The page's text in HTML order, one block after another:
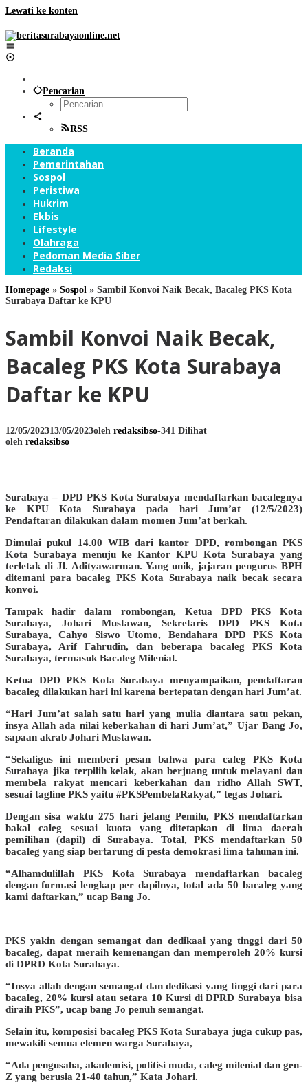
Lewati ke konten
Pencarian
RSS
Beranda
Pemerintahan
Sospol
Peristiwa
Hukrim
Ekbis
Lifestyle
Olahraga
Pedoman Media Siber
Redaksi
Homepage » Sospol » Sambil Konvoi Naik Becak, Bacaleg PKS Kota
Surabaya Daftar ke KPU
Sambil Konvoi Naik Becak,
Bacaleg PKS Kota Surabaya
Daftar ke KPU
12/05/202313/05/2023oleh redaksibso-341 Dilihat
oleh redaksibso
Surabaya – DPD PKS Kota Surabaya mendaftarkan bacalegnya
ke KPU Kota Surabaya pada hari Jum’at (12/5/2023)
Pendaftaran dilakukan dalam momen Jum’at berkah.
Dimulai pukul 14.00 WIB dari kantor DPD, rombongan PKS
Kota Surabaya menuju ke Kantor KPU Kota Surabaya yang
terletak di Jl. Adityawarman. Yang unik, jajaran pengurus BPH
ditemani para bacaleg PKS Kota Surabaya naik becak secara
konvoi.
Tampak hadir dalam rombongan, Ketua DPD PKS Kota
Surabaya, Johari Mustawan, Sekretaris DPD PKS Kota
Surabaya, Cahyo Siswo Utomo, Bendahara DPD PKS Kota
Surabaya, Arif Fahrudin, dan beberapa bacaleg PKS Kota
Surabaya, termasuk Bacaleg Milenial.
Ketua DPD PKS Kota Surabaya menyampaikan, pendaftaran
bacaleg dilakukan hari ini karena bertepatan dengan hari Jum’at.
“Hari Jum’at salah satu hari yang mulia diantara satu pekan,
insya Allah ada nilai keberkahan di hari Jum’at,” Ujar Bang Jo,
sapaan akrab Johari Mustawan.
“Sekaligus ini memberi pesan bahwa para caleg PKS Kota
Surabaya jika terpilih kelak, akan berjuang untuk melayani dan
membela rakyat mencari keberkahan dan ridho Allah SWT,
sesuai tagline PKS yaitu #PKSPembelaRakyat,” tegas Johari.
Dengan sisa waktu 275 hari jelang Pemilu, PKS mendaftarkan
bakal caleg sesuai kuota yang ditetapkan di lima daerah
pemilihan (dapil) di Surabaya. Total, PKS mendaftarkan 50
bacaleg yang siap bertarung di pesta demokrasi lima tahunan ini.
“Alhamdulillah PKS Kota Surabaya mendaftarkan bacaleg
dengan formasi lengkap per dapilnya, total ada 50 bacaleg yang
kami daftarkan,” ucap Bang Jo.
PKS yakin dengan semangat dan dedikaai yang tinggi dari 50
bacaleg, dapat meraih kemenangan dan memperoleh 20% kursi
di DPRD Kota Surabaya.
“Insya allah dengan semangat dan dedikasi yang tinggi dari para
bacaleg, 20% kursi atau setara 10 Kursi di DPRD Surabaya bisa
diraih PKS”, ucap bang Jo penuh semangat.
Selain itu, komposisi bacaleg PKS Kota Surabaya juga cukup pas,
mewakili semua elemen warga Surabaya,
“Ada pengusaha, akademisi, politisi muda, caleg milenial dan gen-
Z yang berusia 21-40 tahun,” Kata Johari.